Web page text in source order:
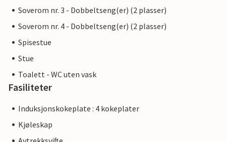
Soverom nr. 3 - Dobbeltseng(er) (2 plasser)
Soverom nr. 4 - Dobbeltseng(er) (2 plasser)
Spisestue
Stue
Toalett - WC uten vask
Fasiliteter
Induksjonskokeplate : 4 kokeplater
Kjøleskap